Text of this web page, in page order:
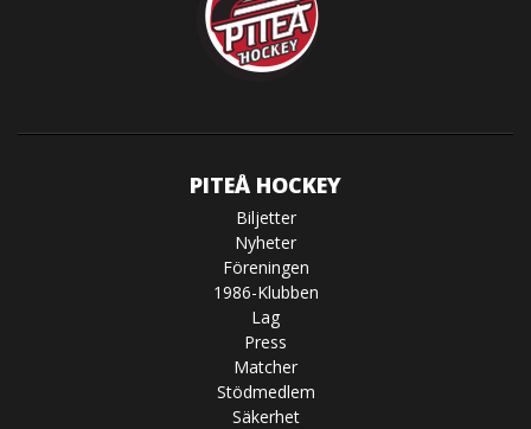
PITEÅ HOCKEY
Biljetter
Nyheter
Föreningen
1986-Klubben
Lag
Press
Matcher
Stödmedlem
Säkerhet